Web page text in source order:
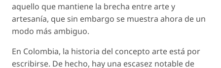
aquello que mantiene la brecha entre arte y
artesanía, que sin embargo se muestra ahora de un
modo más ambiguo.
En Colombia, la historia del concepto arte está por
escribirse. De hecho, hay una escasez notable de